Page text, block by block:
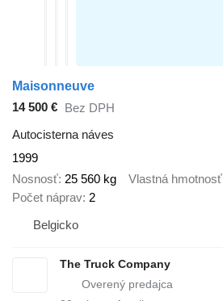
Maisonneuve
14 500 € Bez DPH
Autocisterna náves
1999
Nosnosť 25 560 kg Vlastná hmotnosť
Počet náprav 2
Belgicko
The Truck Company